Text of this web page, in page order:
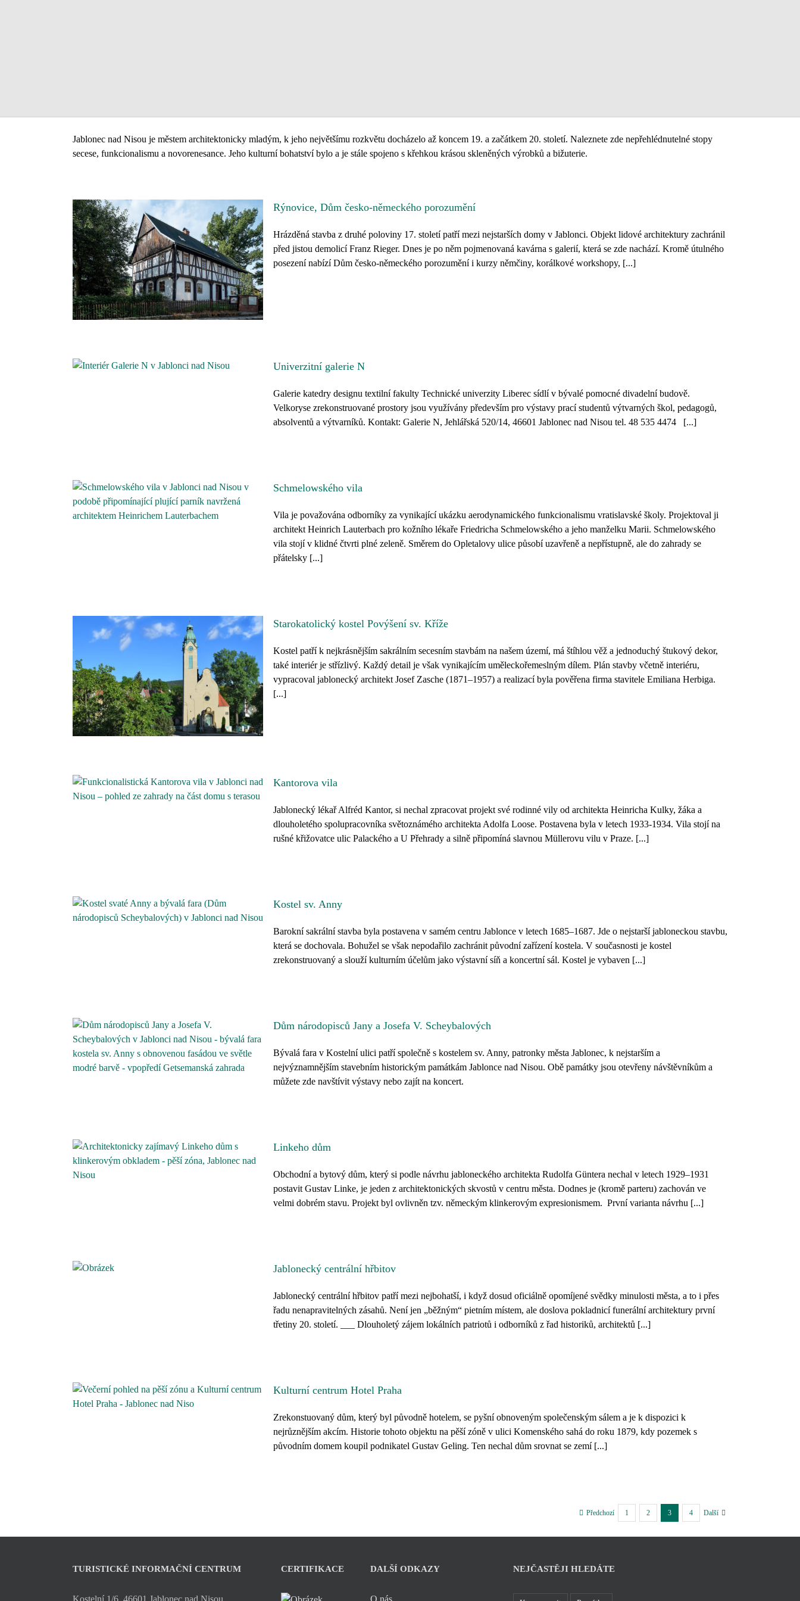
Jablonec nad Nisou je městem architektonicky mladým, k jeho největšímu rozkvětu docházelo až koncem 19. a začátkem 20. století. Naleznete zde nepřehlédnutelné stopy
secese, funkcionalismu a novorenesance. Jeho kulturní bohatství bylo a je stále spojeno s křehkou krásou skleněných výrobků a bižuterie.
Rýnovice, Dům česko-německého porozumění
Hrázděná stavba z druhé poloviny 17. století patří mezi nejstarších domy v Jablonci. Objekt lidové architektury zachránil
před jistou demolicí Franz Rieger. Dnes je po něm pojmenovaná kavárna s galerií, která se zde nachází. Kromě útulného
posezení nabízí Dům česko-německého porozumění i kurzy němčiny, korálkové workshopy, [...]
Univerzitní galerie N
Galerie katedry designu textilní fakulty Technické univerzity Liberec sídlí v bývalé pomocné divadelní budově.
Velkoryse zrekonstruované prostory jsou využívány především pro výstavy prací studentů výtvarných škol, pedagogů,
absolventů a výtvarníků. Kontakt: Galerie N, Jehlářská 520/14, 46601 Jablonec nad Nisou tel. 48 535 4474 [...]
Schmelowského vila
Vila je považována odborníky za vynikající ukázku aerodynamického funkcionalismu vratislavské školy. Projektoval ji
architekt Heinrich Lauterbach pro kožního lékaře Friedricha Schmelowského a jeho manželku Marii. Schmelowského
vila stojí v klidné čtvrti plné zeleně. Směrem do Opletalovy ulice působí uzavřeně a nepřístupně, ale do zahrady se
přátelsky [...]
Starokatolický kostel Povýšení sv. Kříže
Kostel patří k nejkrásnějším sakrálním secesním stavbám na našem území, má štíhlou věž a jednoduchý štukový dekor,
také interiér je střízlivý. Každý detail je však vynikajícím uměleckořemeslným dílem. Plán stavby včetně interiéru,
vypracoval jablonecký architekt Josef Zasche (1871–1957) a realizací byla pověřena firma stavitele Emiliana Herbiga.
[...]
Kantorova vila
Jablonecký lékař Alfréd Kantor, si nechal zpracovat projekt své rodinné vily od architekta Heinricha Kulky, žáka a
dlouholetého spolupracovníka světoznámého architekta Adolfa Loose. Postavena byla v letech 1933-1934. Vila stojí na
rušné křižovatce ulic Palackého a U Přehrady a silně připomíná slavnou Müllerovu vilu v Praze. [...]
Kostel sv. Anny
Barokní sakrální stavba byla postavena v samém centru Jablonce v letech 1685–1687. Jde o nejstarší jabloneckou stavbu,
která se dochovala. Bohužel se však nepodařilo zachránit původní zařízení kostela. V současnosti je kostel
zrekonstruovaný a slouží kulturním účelům jako výstavní síň a koncertní sál. Kostel je vybaven [...]
Dům národopisců Jany a Josefa V. Scheybalových
Bývalá fara v Kostelní ulici patří společně s kostelem sv. Anny, patronky města Jablonec, k nejstarším a
nejvýznamnějším stavebním historickým památkám Jablonce nad Nisou. Obě památky jsou otevřeny návštěvníkům a
můžete zde navštívit výstavy nebo zajít na koncert.
Linkeho dům
Obchodní a bytový dům, který si podle návrhu jabloneckého architekta Rudolfa Güntera nechal v letech 1929–1931
postavit Gustav Linke, je jeden z architektonických skvostů v centru města. Dodnes je (kromě parteru) zachován ve
velmi dobrém stavu. Projekt byl ovlivněn tzv. německým klinkerovým expresionismem. První varianta návrhu [...]
Jablonecký centrální hřbitov
Jablonecký centrální hřbitov patří mezi nejbohatší, i když dosud oficiálně opomíjené svědky minulosti města, a to i přes
řadu nenapravitelných zásahů. Není jen „běžným“ pietním místem, ale doslova pokladnicí funerální architektury první
třetiny 20. století. ___ Dlouholetý zájem lokálních patriotů i odborníků z řad historiků, architektů [...]
Kulturní centrum Hotel Praha
Zrekonstuovaný dům, který byl původně hotelem, se pyšní obnoveným společenským sálem a je k dispozici k
nejrůznějším akcím. Historie tohoto objektu na pěší zóně v ulici Komenského sahá do roku 1879, kdy pozemek s
původním domem koupil podnikatel Gustav Geling. Ten nechal dům srovnat se zemí [...]
Předchozí 1 2 3 4 Další
TURISTICKÉ INFORMAČNÍ CENTRUM
Kostelní 1/6, 46601 Jablonec nad Nisou
CERTIFIKACE DALŠÍ ODKAZY
O nás
NEJČASTĚJI HLEDÁTE